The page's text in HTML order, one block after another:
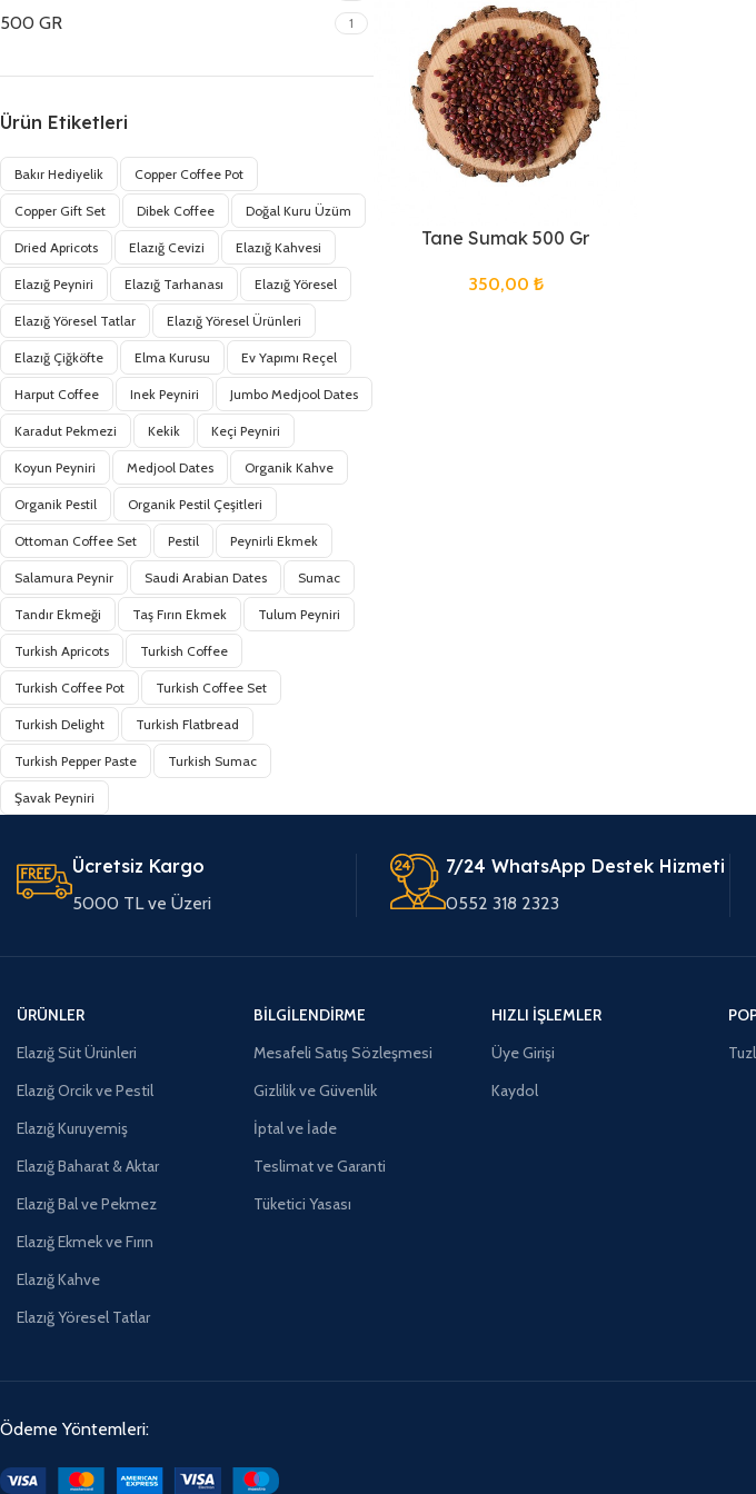
500 GR 1
Ürün Etiketleri
Bakır Hediyelik Copper Coffee Pot
Copper Gift Set Dibek Coffee Doğal Kuru Üzüm
Dried Apricots Elazığ Cevizi Elazığ Kahvesi
Elazığ Peyniri Elazığ Tarhanası Elazığ Yöresel
Elazığ Yöresel Tatlar Elazığ Yöresel Ürünleri
Elazığ Çiğköfte Elma Kurusu Ev Yapımı Reçel
Harput Coffee Inek Peyniri Jumbo Medjool Dates
Karadut Pekmezi Kekik Keçi Peyniri
Koyun Peyniri Medjool Dates Organik Kahve
Organik Pestil Organik Pestil Çeşitleri
Ottoman Coffee Set Pestil Peynirli Ekmek
Salamura Peynir Saudi Arabian Dates Sumac
Tandır Ekmeği Taş Fırın Ekmek Tulum Peyniri
Turkish Apricots Turkish Coffee
Turkish Coffee Pot Turkish Coffee Set
Turkish Delight Turkish Flatbread
Turkish Pepper Paste Turkish Sumac
Şavak Peyniri
Tane Sumak 500 Gr
350,00 ₺
Ücretsiz Kargo
5000 TL ve Üzeri
7/24 WhatsApp Destek Hizmeti
0552 318 2323
ÜRÜNLER
Elazığ Süt Ürünleri
Elazığ Orcik ve Pestil
Elazığ Kuruyemiş
Elazığ Baharat & Aktar
Elazığ Bal ve Pekmez
Elazığ Ekmek ve Fırın
Elazığ Kahve
Elazığ Yöresel Tatlar
BILGILENDIRME
Mesafeli Satış Sözleşmesi
Gizlilik ve Güvenlik
İptal ve İade
Teslimat ve Garanti
Tüketici Yasası
HIZLI İŞLEMLER
Üye Girişi
Kaydol
Ödeme Yöntemleri: